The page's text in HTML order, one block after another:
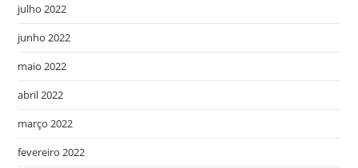
julho 2022
junho 2022
maio 2022
abril 2022
março 2022
fevereiro 2022